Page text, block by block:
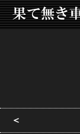
＜